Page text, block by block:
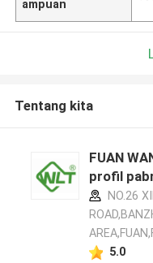
ampuan
Tentang kita
FUAN
profil
NO.26
5.0